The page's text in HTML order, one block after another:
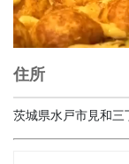
住所
茨城県水戸市見和三